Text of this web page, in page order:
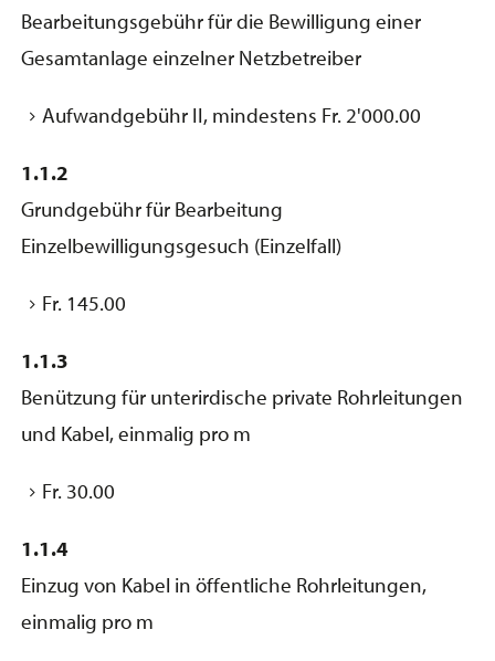
Bearbeitungsgebühr für die Bewilligung einer
Gesamtanlage einzelner Netzbetreiber
Aufwandgebühr II, mindestens Fr. 2'000.00
1.1.2
Grundgebühr für Bearbeitung
Einzelbewilligungsgesuch (Einzelfall)
Fr. 145.00
1.1.3
Benützung für unterirdische private Rohrleitungen
und Kabel, einmalig pro m
Fr. 30.00
1.1.4
Einzug von Kabel in öffentliche Rohrleitungen,
einmalig pro m